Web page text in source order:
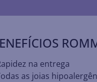
na entrega
as joias